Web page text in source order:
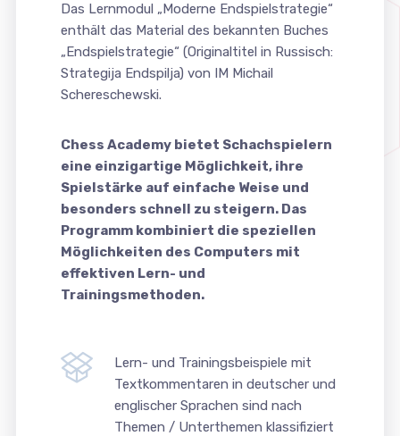
Das Lernmodul „Moderne Endspielstrategie“
enthält das Material des bekannten Buches
„Endspielstrategie“ (Originaltitel in Russisch:
Strategija Endspilja) von IM Michail
Schereschewski.
Chess Academy bietet Schachspielern
eine einzigartige Möglichkeit, ihre
Spielstärke auf einfache Weise und
besonders schnell zu steigern. Das
Programm kombiniert die speziellen
Möglichkeiten des Computers mit
effektiven Lern- und
Trainingsmethoden.
Lern- und Trainingsbeispiele mit
Textkommentaren in deutscher und
englischer Sprachen sind nach
Themen / Unterthemen klassifiziert